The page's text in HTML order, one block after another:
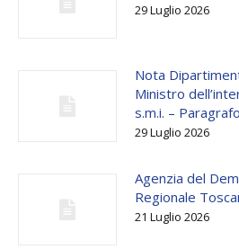
29 Luglio 2026
Nota
Ministro
s.m.i. –
29 Luglio 2026
Agenzia del
Regionale
21 Luglio 2026